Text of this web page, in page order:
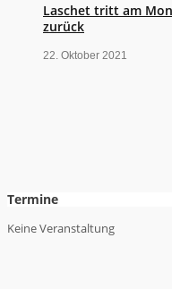
Laschet tritt am
zurück
22. Oktober 2021
Termine
Keine Veranstaltung